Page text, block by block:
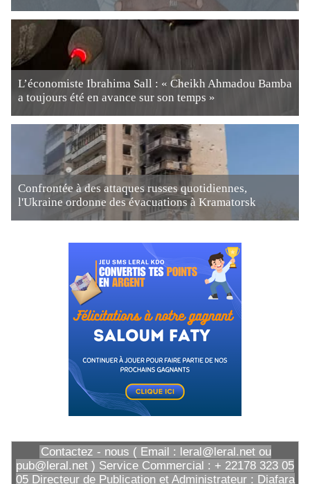
L’économiste Ibrahima Sall : « Cheikh Ahmadou Bamba
a toujours été en avance sur son temps »
Confrontée à des attaques russes quotidiennes,
l'Ukraine ordonne des évacuations à Kramatorsk
Contactez - nous ( Email : leral@leral.net ou
pub@leral.net ) Service Commercial : + 22178 323 05
05 Directeur de Publication et Administrateur : Diafara